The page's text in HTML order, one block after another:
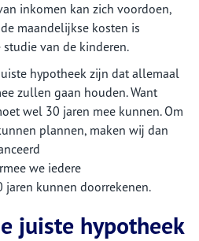
inkomen kan zich voordoen,
maandelijkse kosten is
van de kinderen.
hypotheek zijn dat allemaal
zullen gaan houden. Want
wel 30 jaren mee kunnen. Om
plannen, maken wij dan
we iedere
kunnen doorrekenen.
juiste hypotheek